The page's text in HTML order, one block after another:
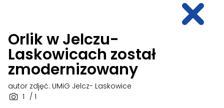
Orlik w Jelczu-
Laskowicach został
zmodernizowany
1 / 1
autor zdjęć: UMiG Jelcz- Laskowice